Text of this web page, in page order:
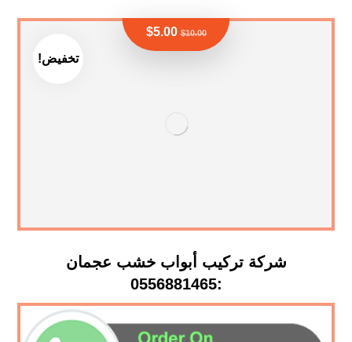
تخفيض!
شركة تركيب أبواب خشب عجمان
:0556881465
$10.00
$5.00